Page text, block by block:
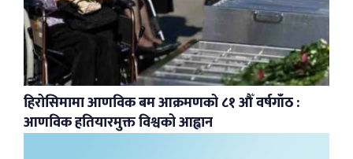
हिरोसिमामा आणविक बम आक्रमणको ८१ औँ वर्षगाँठ :
आणविक हतियारमुक्त विश्वको आह्वान